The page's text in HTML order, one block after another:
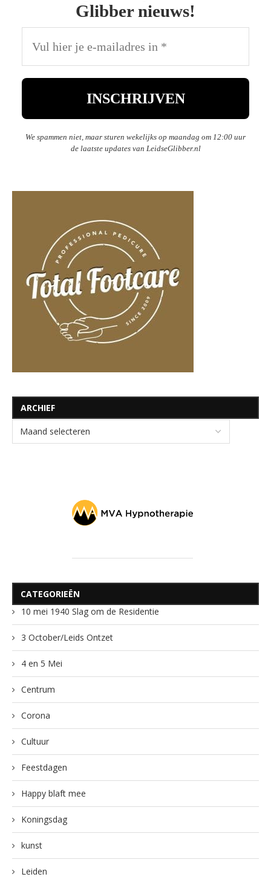
Glibber nieuws!
We spammen niet, maar sturen wekelijks op maandag om 12:00 uur
de laatste updates van LeidseGlibber.nl
ARCHIEF
CATEGORIEËN
10 mei 1940 Slag om de Residentie
3 October/Leids Ontzet
4 en 5 Mei
Centrum
Corona
Cultuur
Feestdagen
Happy blaft mee
Koningsdag
kunst
Leiden